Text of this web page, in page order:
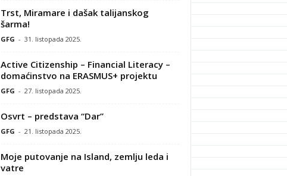
Trst, Miramare i dašak talijanskog
šarma!
GFG - 31. listopada 2025.
Active Citizenship – Financial Literacy –
domaćinstvo na ERASMUS+ projektu
GFG - 27. listopada 2025.
Osvrt – predstava “Dar”
GFG - 21. listopada 2025.
Moje putovanje na Island, zemlju leda i
vatre